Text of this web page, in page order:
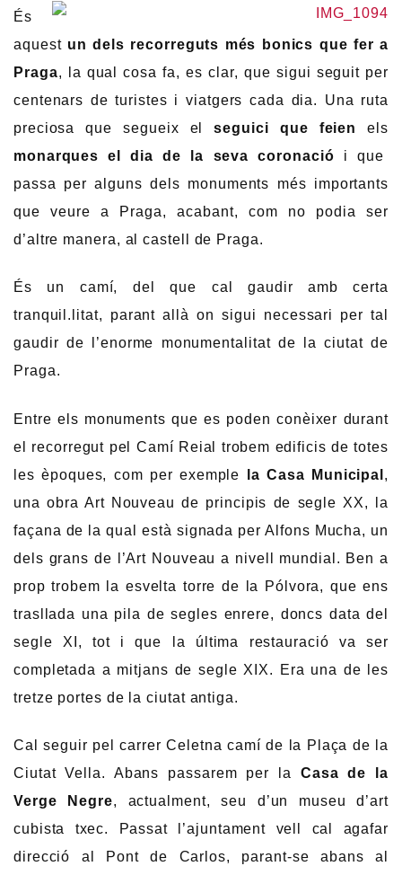
És
aquest un dels recorreguts més bonics que fer a
Praga, la qual cosa fa, es clar, que sigui seguit per
centenars de turistes i viatgers cada dia. Una ruta
preciosa que segueix elseguici que feienels
monarques el dia de la seva coronació i que
passa per alguns dels monuments més importants
que veure a Praga, acabant, com no podia ser
d’altre manera, al castell de Praga.
És un camí, del que cal gaudir amb certa
tranquil.litat, parant allà on sigui necessari per tal
gaudir de l’enorme monumentalitat de la ciutat de
Praga.
Entre els monuments que es poden conèixer durant
el recorregut pel Camí Reial trobem edificis de totes
les èpoques, com per exemple
la Casa Municipal ,
una obra Art Nouveau de principis de segle XX, la
façana de la qual està signada per Alfons Mucha, un
dels grans de l’Art Nouveau a nivell mundial. Ben a
prop trobem la esvelta torre de la Pólvora, que ens
trasllada una pila de segles enrere, doncs data del
segle XI, tot i que la última restauració va ser
completada a mitjans de segle XIX. Era una de les
tretze portes de la ciutat antiga.
Cal seguir pel carrer Celetna camí de la Plaça de la
Ciutat Vella. Abans passarem per la Casa de la
Verge Negre, actualment, seu d’un museu d’art
cubista txec. Passat l’ajuntament vell cal agafar
direcció al Pont de Carlos, parant-se abans al